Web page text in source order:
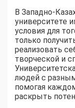
В Западно-
университете
условия для
только
реализовать
творческой и
людей с
помогая
раскрыть